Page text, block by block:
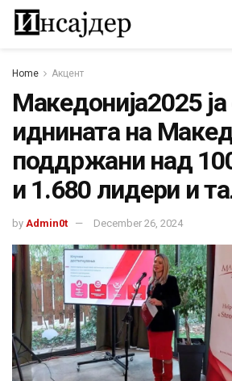
Home Акцент
Македонија2025
иднината на
поддржани над
и 1.680 лидери и
by Admin0t December 26, 2024